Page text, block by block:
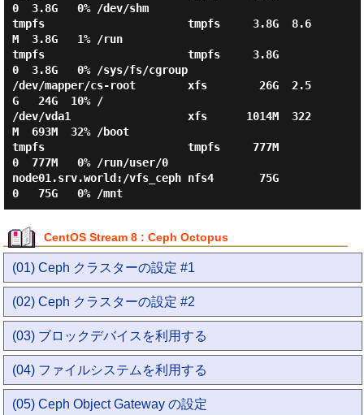
0  3.8G   0% /dev/shm
tmpfs                      tmpfs     3.8G  8.6
M  3.8G   1% /run
tmpfs                      tmpfs     3.8G
0  3.8G   0% /sys/fs/cgroup
/dev/mapper/cs-root        xfs        26G  2.5
G   24G  10% /
/dev/vda1                  xfs      1014M  322
M  693M  32% /boot
tmpfs                      tmpfs     777M
0  777M   0% /run/user/0
node01.srv.world:/vfs_ceph nfs4       75G
0   75G   0% /mnt
CentOS Stream 8 : Ceph Octopus
(01) Ceph クラスターの設定 #1
(02) Ceph クラスターの設定 #2
(03) ブロックデバイスを利用する
(04) ファイルシステムを利用する
(05) Ceph Object Gateway の設定